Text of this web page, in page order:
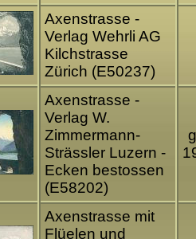
Axenstrasse -
Verlag Wehrli AG
Kilchstrasse
Zürich (E50237)
Axenstrasse -
Verlag W.
Zimmermann-
Strässler Luzern -
Ecken bestossen
(E58202)
Axenstrasse mit
Flüelen und